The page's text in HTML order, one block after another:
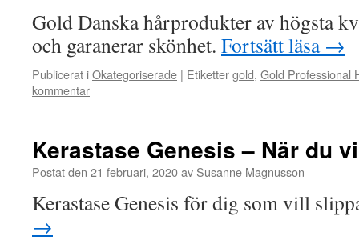
Gold Danska hårprodukter av högsta
och garanerar skönhet. Fortsätt läsa →
Publicerat iOkategoriserade | Etikettergold, Gold Professional
kommentar
Kerastase Genesis – När du
Postat den 21 februari, 2020av Susanne Magnusson
Kerastase Genesis för dig som vill
→